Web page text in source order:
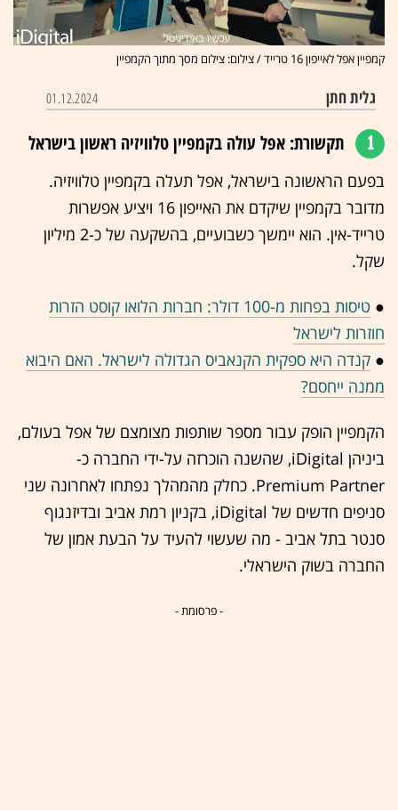
קמפיין אפל לאייפון 16 טרייד / צילום: צילום מסך מתוך הקמפיין
גלית חתן 01.12.2024
1 תקשורת: אפל עולה בקמפיין טלוויזיה ראשון בישראל
בפעם הראשונה בישראל, אפל תעלה בקמפיין טלוויזיה.
מדובר בקמפיין שיקדם את האייפון 16 ויציע אפשרות
טרייד-אין. הוא יימשך כשבועיים, בהשקעה של כ-2 מיליון
שקל.
●
טיסות בפחות מ-100 דולר: חברות הלואו קוסט הזרות
חוזרות לישראל
● קנדה היא ספקית הקנאביס הגדולה לישראל. האם היבוא
ממנה ייחסם?
הקמפיין הופק עבור מספר שותפות מצומצם של אפל בעולם,
ביניהן iDigital, שהשנה הוכרזה על-ידי החברה כ-
Premium Partner. כחלק מהמהלך נפתחו לאחרונה שני
סניפים חדשים של iDigital, בקניון רמת אביב ובדיזנגוף
סנטר בתל אביב - מה שעשוי להעיד על הבעת אמון של
החברה בשוק הישראלי.
- פרסומת -